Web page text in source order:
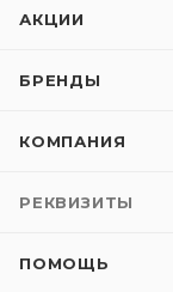
АКЦИИ
БРЕНДЫ
КОМПАНИЯ
РЕКВИЗИТЫ
ПОМОЩЬ